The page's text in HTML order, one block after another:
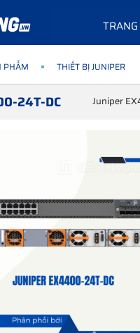
PHẨM THIẾT BỊ JUNIPER
24T-DC Juniper